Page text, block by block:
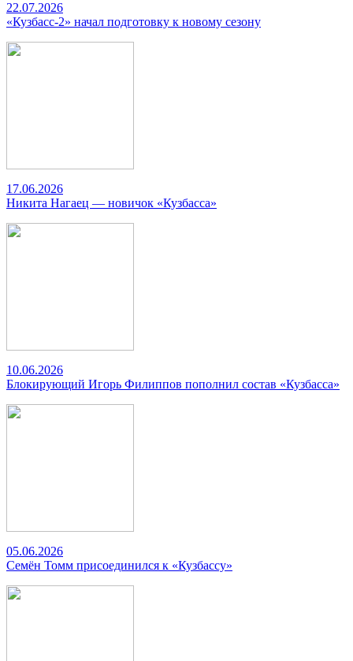
22.07.2026
«Кузбасс-2» начал подготовку к новому сезону
17.06.2026
Никита Нагаец — новичок «Кузбасса»
10.06.2026
Блокирующий Игорь Филиппов пополнил состав «Кузбасса»
05.06.2026
Семён Томм присоединился к «Кузбассу»